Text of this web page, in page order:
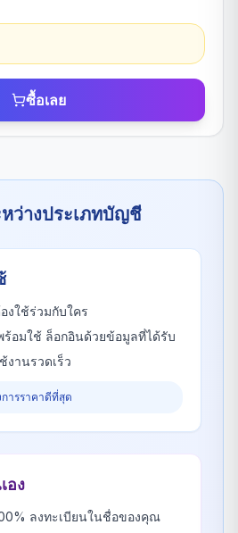
ซื้อเลย
ว่างประเภทบัญชี
ใช้ร่วมกับใคร
ร้อมใช้ ล็อกอินด้วยข้อมูลที่ได้รับ
งานรวดเร็ว
ารราคาดีที่สุด
อง
ลงทะเบียนในชื่อของคุณ